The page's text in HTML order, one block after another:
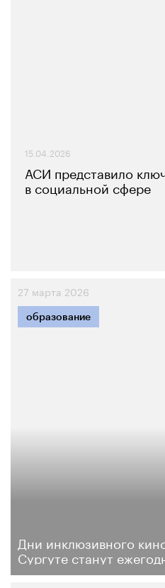
15.04.2026
АСИ представило
в социальной сфере
27 марта 2026
Дни инклюзивного
Сургуте станут
образование